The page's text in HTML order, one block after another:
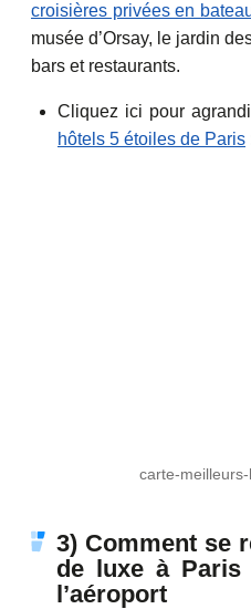
croisières privées en
musée d’Orsay, le jardin
bars et restaurants.
Cliquez ici pour
hôtels 5 étoiles de Paris
carte-
3) Comment se
de luxe à Paris
l’aéroport